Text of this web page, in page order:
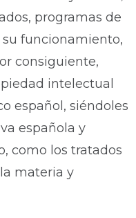
programas de
funcionamiento,
consiguiente,
intelectual
español, siéndoles
española y
como los tratados
materia y